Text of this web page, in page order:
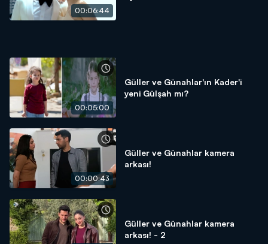
00:06:44
00:05:00
Güller ve Günahlar'ın Kader'i
yeni Gülşah mı?
00:00:43
Güller ve Günahlar kamera
arkası!
Güller ve Günahlar kamera
arkası! - 2